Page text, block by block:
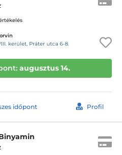
kerület, Práter utca 6-8.
augusztus 14.
időpont Profil